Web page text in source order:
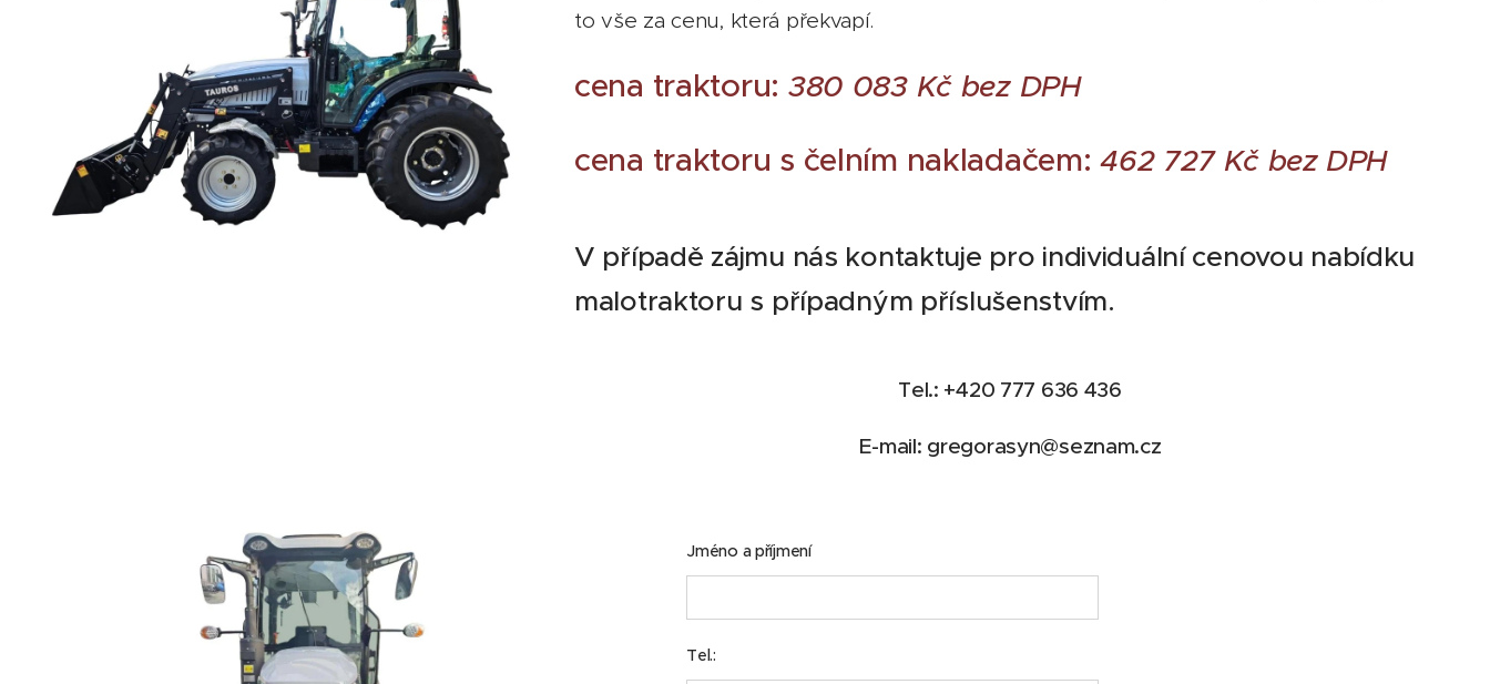
to vše za cenu, která překvapí.
cena traktoru: 380 083 Kč bez DPH
cena traktoru s čelním nakladačem:462 727Kč bez DPH
V případě zájmu nás kontaktuje pro individuální cenovou nabídku
malotraktoru s případným příslušenstvím.
Tel.: +420 777 636 436
E-mail: gregorasyn@seznam.cz
Jméno a příjmení
Tel.: